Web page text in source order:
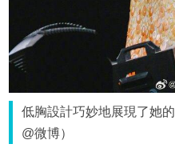
低胸設計巧妙地展現了她
@微博）